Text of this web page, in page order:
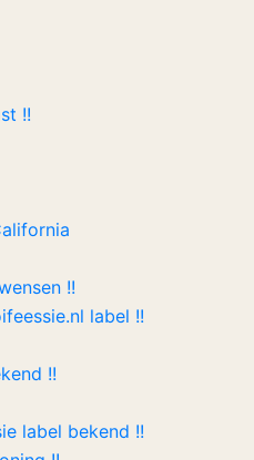
!!
!!
label !!
!!
label bekend !!